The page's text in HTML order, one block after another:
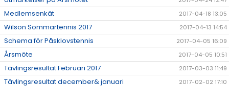
Medlemsenkät 2017-04-18 13:05
Wilson Sommartennis 2017 2017-04-13 14:54
Schema för Påsklovstennis 2017-04-05 16:09
Årsmöte 2017-04-05 10:51
Tävlingsresultat Februari 2017 2017-03-03 11:49
Tävlingsresultat december& januari 2017-02-02 17:10